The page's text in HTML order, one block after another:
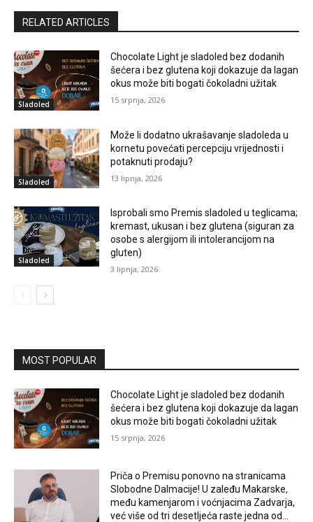
RELATED ARTICLES
Sladoled
Chocolate Light je sladoled bez dodanih
šećera i bez glutena koji dokazuje da lagan
okus može biti bogati čokoladni užitak
15 srpnja, 2026
Sladoled
Može li dodatno ukrašavanje sladoleda u
kornetu povećati percepciju vrijednosti i
potaknuti prodaju?
13 lipnja, 2026
Sladoled
Isprobali smo Premis sladoled u teglicama;
kremast, ukusan i bez glutena (siguran za
osobe s alergijom ili intolerancijom na
gluten)
3 lipnja, 2026
MOST POPULAR
Chocolate Light je sladoled bez dodanih
šećera i bez glutena koji dokazuje da lagan
okus može biti bogati čokoladni užitak
15 srpnja, 2026
Priča o Premisu ponovno na stranicama
Slobodne Dalmacije! U zaleđu Makarske,
među kamenjarom i voćnjacima Zadvarja,
već više od tri desetljeća raste jedna od...